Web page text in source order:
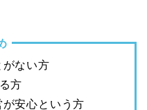
ない方
方
安心という方